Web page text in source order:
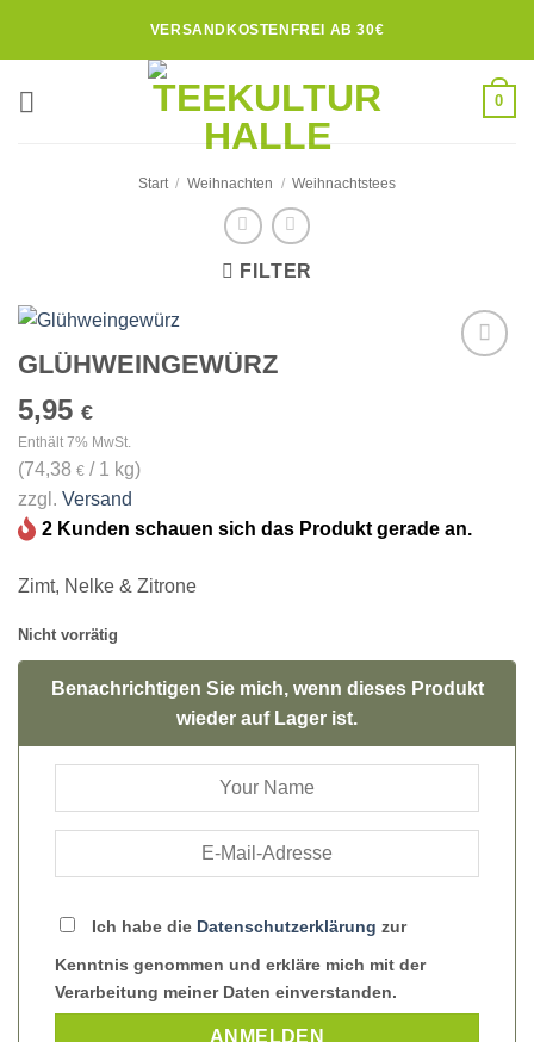
VERSANDKOSTENFREI AB 30€
0
Start / Weihnachten / Weihnachtstees
FILTER
GLÜHWEINGEWÜRZ
5,95 €
Enthält 7% MwSt.
(74,38 € / 1 kg)
zzgl. Versand
2 Kunden schauen sich das Produkt gerade an.
Zimt, Nelke & Zitrone
Nicht vorrätig
Benachrichtigen Sie mich, wenn dieses Produkt
wieder auf Lager ist.
Ich habe die Datenschutzerklärung zur
Kenntnis genommen und erkläre mich mit der
Verarbeitung meiner Daten einverstanden.